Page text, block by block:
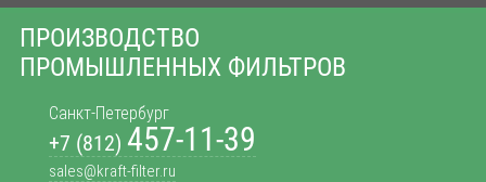
ПРОИЗВОДСТВО
ПРОМЫШЛЕННЫХ ФИЛЬТРОВ
Санкт-Петербург
+7 (812) 457-11-39
sales@kraft-filter.ru